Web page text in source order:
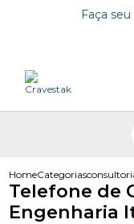
Faça
HomeCategorias
Telefone de
Engenharia